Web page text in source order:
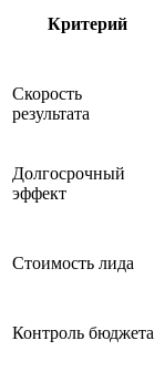
Критерий
Скорость
результата
Долгосрочный
эффект
Стоимость лида
Контроль бюджета